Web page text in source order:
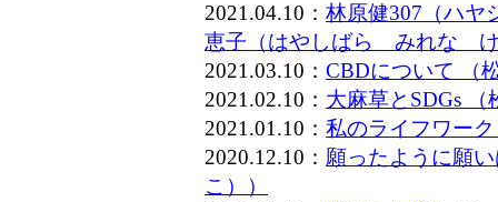
2021.04.10： 林原健307（ハヤ
恵子（はやしばら みれな
2021.03.10： CBDについて
2021.02.10： 大麻草とSDGs
2021.01.10： 私のライフワー
2020.12.10： 願ったように願
こ））